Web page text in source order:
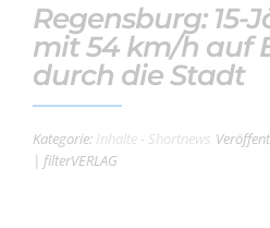
Regensburg: 15-
mit 54 km/h auf
durch die Stadt
Kategorie: Inhalte - Shortnews
| filterVERLAG